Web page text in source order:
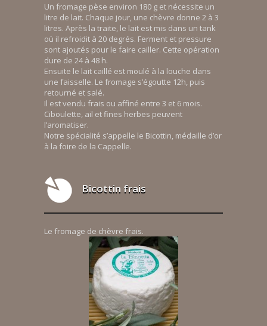
Un fromage pèse environ 180 g et nécessite un
litre de lait. Chaque jour, une chèvre donne 2 à 3
litres. Après la traite, le lait est mis dans un tank
où il refroidit à 20 degrés. Ferment et pressure
sont ajoutés pour le faire cailler. Cette opération
dure de 24 à 48 h.
Ensuite le lait caillé est moulé à la louche dans
une faisselle. Le fromage s’égoutte 12h, puis
retourné et salé.
Il est vendu frais ou affiné entre 3 et 6 mois.
Ciboulette, ail et fines herbes peuvent
l’aromatiser.
Notre spécialité s’appelle le Bicottin, médaille d’or
à la foire de la Cappelle.
Bicottin frais
Le fromage de chèvre frais.